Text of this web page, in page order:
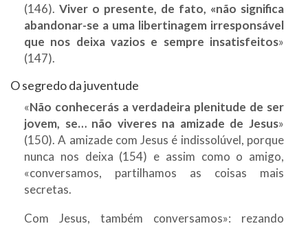
(146). Viver o presente, de fato, «não significa
abandonar-se a uma libertinagem irresponsável
que nos deixa vazios e sempre insatisfeitos»
(147).
O segredo da juventude
«Não conhecerás a verdadeira plenitude de ser
jovem, se… não viveres na amizade de Jesus»
(150). A amizade com Jesus é indissolúvel, porque
nunca nos deixa (154) e assim como o amigo,
«conversamos, partilhamos as coisas mais
secretas.
Com Jesus, também conversamos»: rezando